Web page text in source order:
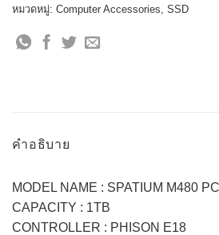
หมวดหมู่: Computer Accessories SSD
คำอธิบาย
MODEL NAME : SPATIUM M480
CAPACITY : 1TB
CONTROLLER : PHISON E18